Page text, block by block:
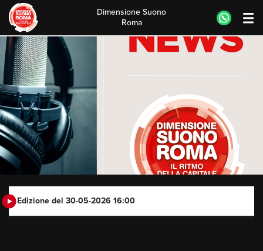
Skip
to
content
Dimensione Suono
Roma
Edizione del 30-05-2026 16:00